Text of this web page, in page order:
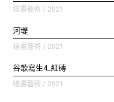
繪畫藝術 / 2021
河堤
繪畫藝術 / 2021
谷歌寫生4_紅磚
繪畫藝術 / 2021